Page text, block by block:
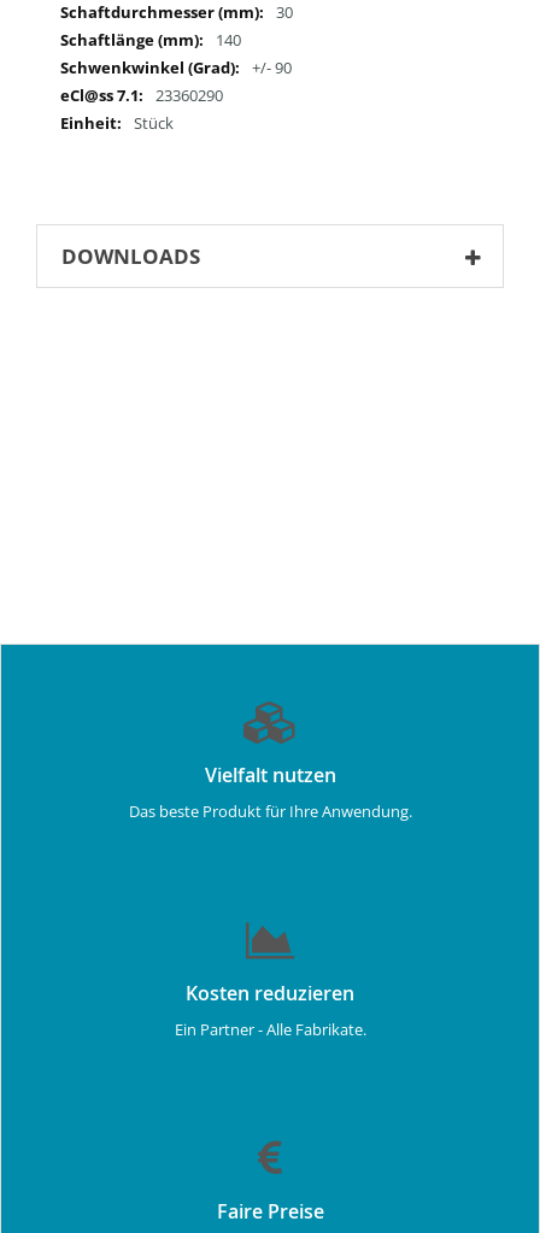
30
140
+/- 90
23360290
Stück
DOWNLOADS
Vielfalt nutzen
Das beste Produkt für Ihre Anwendung.
Kosten reduzieren
Ein Partner - Alle Fabrikate.
Faire Preise